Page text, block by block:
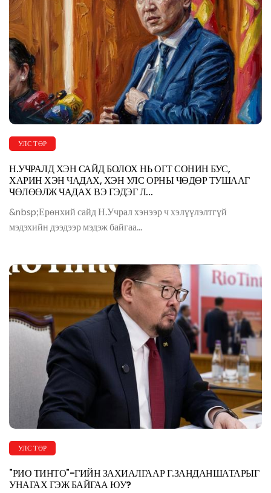
УЛС ТӨР
Н.УЧРАЛД ХЭН САЙД БОЛОХ НЬ ОГТ СОНИН БУС,
ХАРИН ХЭН ЧАДАХ, ХЭН УЛС ОРНЫ ЧӨДӨР ТУШААГ
ЧӨЛӨӨЛЖ ЧАДАХ ВЭ ГЭДЭГ Л...
&nbsp;Ерөнхий сайд Н.Учрал хэнээр ч хэлүүлэлтгүй
мэдэхийн дээдээр мэдэж байгаа...
УЛС ТӨР
"РИО ТИНТО"-ГИЙН ЗАХИАЛГААР Г.ЗАНДАНШАТАРЫГ
УНАГАХ ГЭЖ БАЙГАА ЮУ?